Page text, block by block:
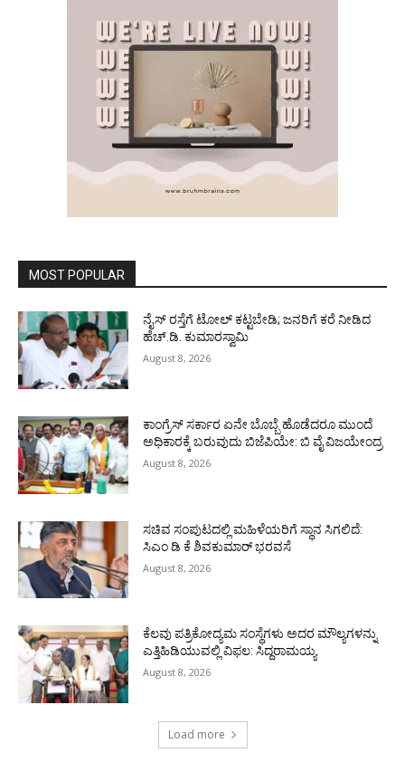
MOST POPULAR
ನೈಸ್ ರಸ್ತೆಗೆ ಟೋಲ್ ಕಟ್ಟಬೇಡಿ; ಜನರಿಗೆ ಕರೆ ನೀಡಿದ
ಹೆಚ್.ಡಿ. ಕುಮಾರಸ್ವಾಮಿ
August 8, 2026
ಕಾಂಗ್ರೆಸ್ ಸರ್ಕಾರ ಏನೇ ಬೊಬ್ಬೆ ಹೊಡೆದರೂ ಮುಂದೆ
ಅಧಿಕಾರಕ್ಕೆ ಬರುವುದು ಬಿಜೆಪಿಯೇ: ಬಿ ವೈ ವಿಜಯೇಂದ್ರ
August 8, 2026
ಸಚಿವ ಸಂಪುಟದಲ್ಲಿ ಮಹಿಳೆಯರಿಗೆ ಸ್ಥಾನ ಸಿಗಲಿದೆ:
ಸಿಎಂ ಡಿ ಕೆ ಶಿವಕುಮಾರ್ ಭರವಸೆ
August 8, 2026
ಕೆಲವು ಪತ್ರಿಕೋದ್ಯಮ ಸಂಸ್ಥೆಗಳು ಅದರ ಮೌಲ್ಯಗಳನ್ನು
ಎತ್ತಿಹಿಡಿಯುವಲ್ಲಿ ವಿಫಲ: ಸಿದ್ದರಾಮಯ್ಯ
August 8, 2026
Load more